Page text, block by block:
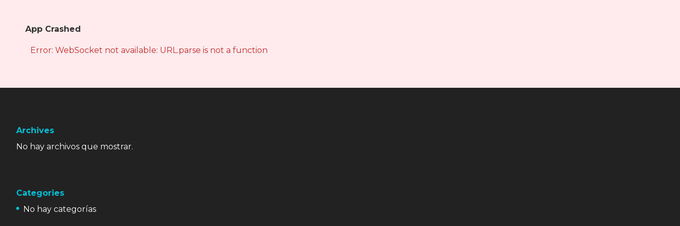
App Crashed
Error: WebSocket not available: URL.parse is not a function
Archives
No hay archivos que mostrar.
Categories
No hay categorías